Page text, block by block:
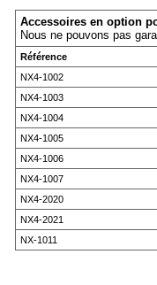
Accessoires en option
Nous ne pouvons pas
Référence
NX4-1002
NX4-1003
NX4-1004
NX4-1005
NX4-1006
NX4-1007
NX4-2020
NX4-2021
NX-1011